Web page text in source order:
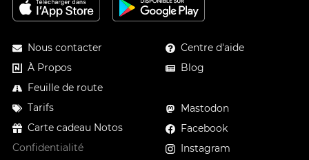
Nous contacter
À Propos
Feuille de route
Tarifs
Carte cadeau Notos
Confidentialité
Centre d'aide
Blog
Mastodon
Facebook
Instagram